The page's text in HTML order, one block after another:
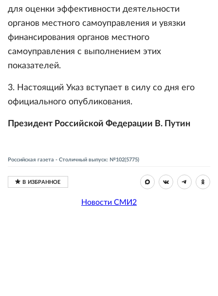
для оценки эффективности деятельности
органов местного самоуправления и увязки
финансирования органов местного
самоуправления с выполнением этих
показателей.
3. Настоящий Указ вступает в силу со дня его
официального опубликования.
Президент Российской Федерации В. Путин
Российская газета - Столичный выпуск: №102(5775)
Новости СМИ2